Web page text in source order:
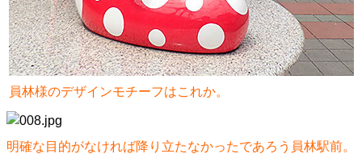
員林様のデザインモチーフはこれか。
明確な目的がなければ降り立たなかったであろう員林駅前。